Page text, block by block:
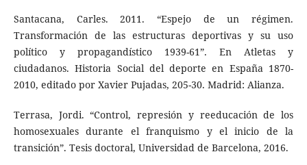
Santacana, Carles. 2011. “Espejo de un régimen.
Transformación de las estructuras deportivas y su uso
político y propagandístico 1939-61”. En Atletas y
ciudadanos. Historia Social del deporte en España 1870-
2010, editado por Xavier Pujadas, 205-30. Madrid: Alianza.
Terrasa, Jordi. “Control, represión y reeducación de los
homosexuales durante el franquismo y el inicio de la
transición”. Tesis doctoral, Universidad de Barcelona, 2016.